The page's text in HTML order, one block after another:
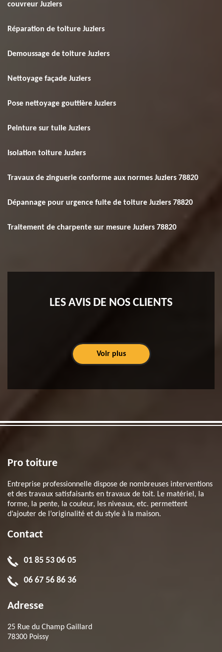
couvreur Juziers
Réparation de toiture Juziers
Demoussage de toiture Juziers
Nettoyage façade Juziers
Pose nettoyage gouttière Juziers
Peinture sur tuile Juziers
Isolation toiture Juziers
Travaux de zinguerie conforme aux normes Juziers 78820
Dépannage pour urgence fuite de toiture Juziers 78820
Traitement de charpente sur mesure Juziers 78820
LES AVIS DE NOS CLIENTS
Voir plus
Pro toiture
Entreprise professionnelle dispose de nombreuses interventions
et des travaux satisfaisants en travaux de toit. Le matériel, la
forme, la pente, la couleur, les niveaux, etc. permettent
d’ajouter de l’originalité et du style à la maison.
Contact
01 85 53 06 05
06 67 56 86 36
Adresse
25 Rue du Champ Gaillard
78300 Poissy